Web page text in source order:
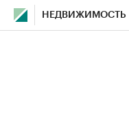
НЕДВИЖИМОСТЬ